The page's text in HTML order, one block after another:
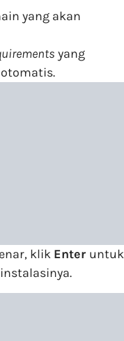
yang akan
yang
klik Enter untuk